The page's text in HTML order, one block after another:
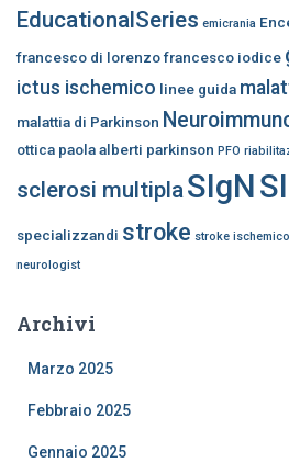
EducationalSeries emicrania
francesco di lorenzofrancesco iodice
ictus ischemico linee guida
malattia di Parkinson
ottica paola alberti parkinson PFO
sclerosi multiplaSIgN
specializzandi stroke stroke ischemico
neurologist
Archivi
Marzo 2025
Febbraio 2025
Gennaio 2025